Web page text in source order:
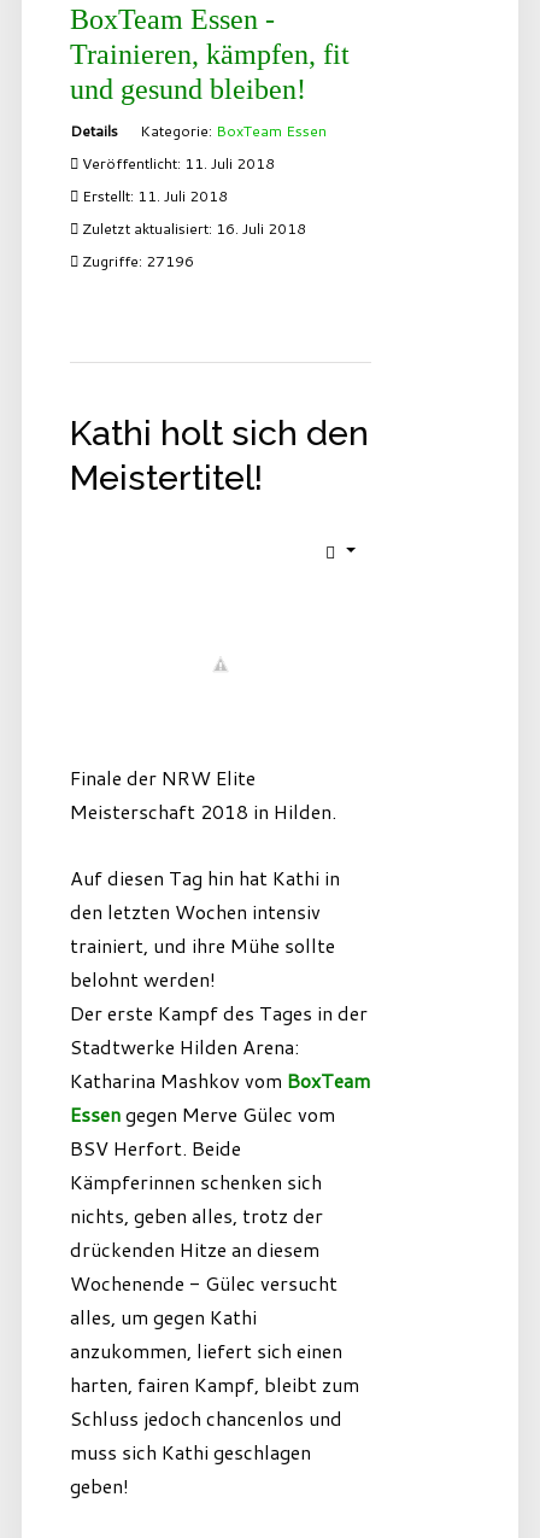
BoxTeam Essen -
Trainieren, kämpfen, fit
und gesund bleiben!
Details Kategorie: BoxTeam Essen
Veröffentlicht: 11. Juli 2018
Erstellt: 11. Juli 2018
Zuletzt aktualisiert: 16. Juli 2018
Zugriffe: 27196
Kathi holt sich den
Meistertitel!
Finale der NRW Elite
Meisterschaft 2018 in Hilden.
Auf diesen Tag hin hat Kathi in
den letzten Wochen intensiv
trainiert, und ihre Mühe sollte
belohnt werden!
Der erste Kampf des Tages in der
Stadtwerke Hilden Arena:
Katharina Mashkov vom BoxTeam
Essengegen Merve Gülec vom
BSV Herfort. Beide
Kämpferinnen schenken sich
nichts, geben alles, trotz der
drückenden Hitze an diesem
Wochenende - Gülec versucht
alles, um gegen Kathi
anzukommen, liefert sich einen
harten, fairen Kampf, bleibt zum
Schluss jedoch chancenlos und
muss sich Kathi geschlagen
geben!